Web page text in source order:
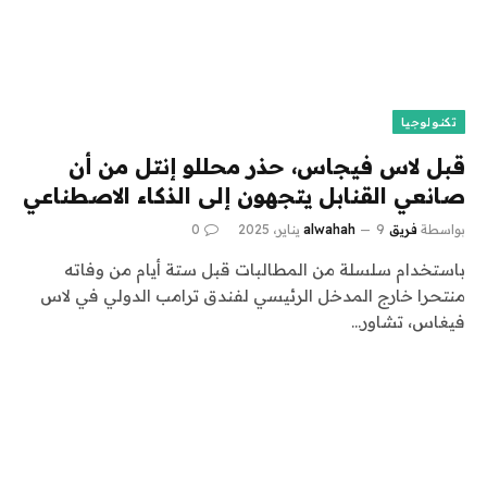
تكنولوجيا
قبل لاس فيجاس، حذر محللو إنتل من أن
صانعي القنابل يتجهون إلى الذكاء الاصطناعي
بواسطة فريق alwahah 9 يناير، 2025 0
باستخدام سلسلة من المطالبات قبل ستة أيام من وفاته
منتحرا خارج المدخل الرئيسي لفندق ترامب الدولي في لاس
فيغاس، تشاور…